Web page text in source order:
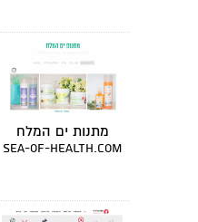
מתנות ים המלח
sea-of-health.com